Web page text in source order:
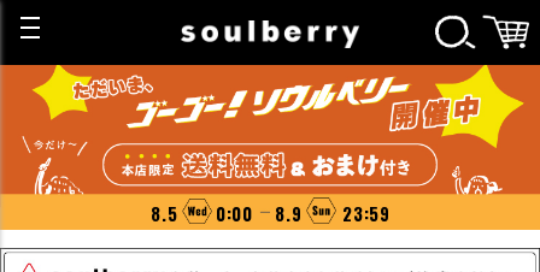
8.5 0:00 8.9 23:59